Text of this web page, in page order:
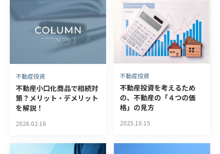
不動産投資
不動産小口化商品で相続対
策？メリット・デメリット
を解説！
2026.02.16
不動産投資
不動産投資を考えるため
の、不動産の「４つの価
格」の見方
2025.10.15